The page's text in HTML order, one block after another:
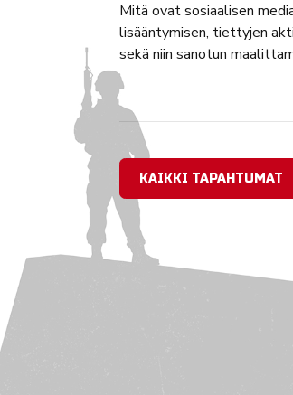
Mitä ovat sosiaalisen
lisääntymisen, tiettyjen
sekä niin sanotun
KAIKKI TAPAHTUMAT